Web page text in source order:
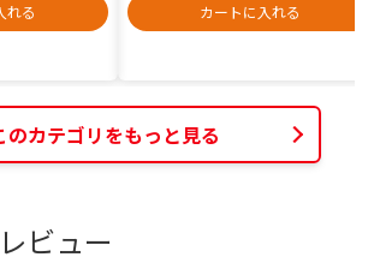
れる
カートに入れる
のカテゴリをもっと見る
ビュー